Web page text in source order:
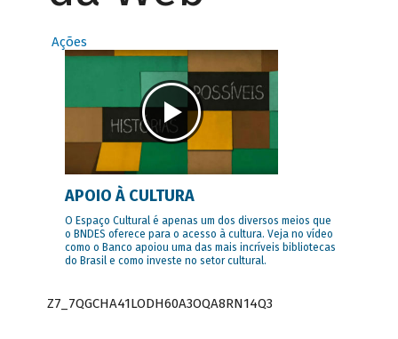
Ações
APOIO À CULTURA
O Espaço Cultural é apenas um dos diversos meios que
o BNDES oferece para o acesso à cultura. Veja no vídeo
como o Banco apoiou uma das mais incríveis bibliotecas
do Brasil e como investe no setor cultural.
Z7_7QGCHA41LODH60A3OQA8RN14Q3